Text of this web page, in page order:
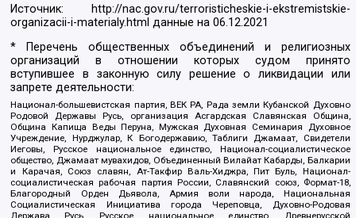
Источник:
http://nac.gov.ru/terroristicheskie-i-ekstremistskie-
organizacii-i-materialy.html данные на06.12.2021
* Перечень общественных объединений и религиозных
организаций в отношении которых судом принято
вступившее в законную силу решение о ликвидации или
запрете деятельности:
Национал-большевистская партия, ВЕК РА, Рада земли Кубанской Духовно
Родовой Державы Русь, организация Асгардская Славянская Община,
Община Капища Веды Перуна, Мужская Духовная Семинария Духовное
Учреждение, Нурджулар, К Богодержавию, Таблиги Джамаат, Свидетели
Иеговы, Русское национальное единство, Национал-социалистическое
общество, Джамаат мувахидов, Объединенный Вилайат Кабарды, Балкарии
и Карачая, Союз славян, Ат-Такфир Валь-Хиджра, Пит Буль, Национал-
социалистическая рабочая партия России, Славянский союз, Формат-18,
Благородный Орден Дьявола, Армия воли народа, Национальная
Социалистическая Инициатива города Череповца, Духовно-Родовая
Держава Русь, Русское национальное единство, Древнерусской